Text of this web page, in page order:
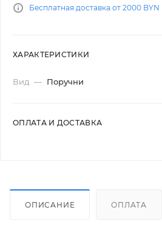
Бесплатная доставка от 2000 BYN
ХАРАКТЕРИСТИКИ
Вид — Поручни
ОПЛАТА И ДОСТАВКА
ОПИСАНИЕ ОПЛАТА